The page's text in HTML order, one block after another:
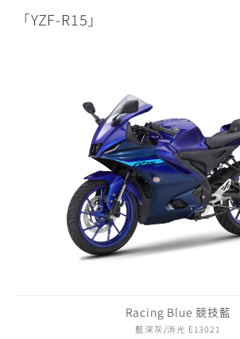
「YZF-R15」
Racing Blue 競技藍
藍深灰/消光 E13021